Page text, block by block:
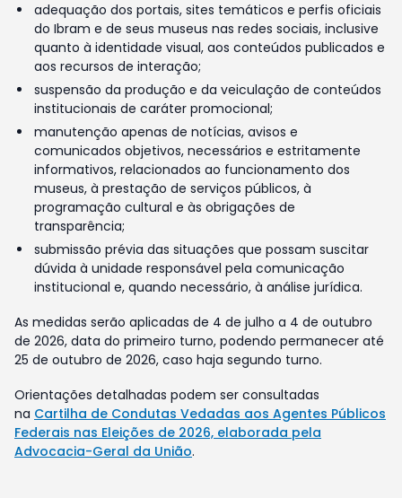
adequação dos portais, sites temáticos e perfis oficiais
do Ibram e de seus museus nas redes sociais, inclusive
quanto à identidade visual, aos conteúdos publicados e
aos recursos de interação;
suspensão da produção e da veiculação de conteúdos
institucionais de caráter promocional;
manutenção apenas de notícias, avisos e
comunicados objetivos, necessários e estritamente
informativos, relacionados ao funcionamento dos
museus, à prestação de serviços públicos, à
programação cultural e às obrigações de
transparência;
submissão prévia das situações que possam suscitar
dúvida à unidade responsável pela comunicação
institucional e, quando necessário, à análise jurídica.
As medidas serão aplicadas de 4 de julho a 4 de outubro
de 2026, data do primeiro turno, podendo permanecer até
25 de outubro de 2026, caso haja segundo turno.
Orientações detalhadas podem ser consultadas
na Cartilha de Condutas Vedadas aos Agentes Públicos
Federais nas Eleições de 2026, elaborada pela
Advocacia-Geral da União.